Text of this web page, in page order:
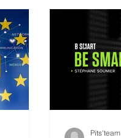
Pits'team